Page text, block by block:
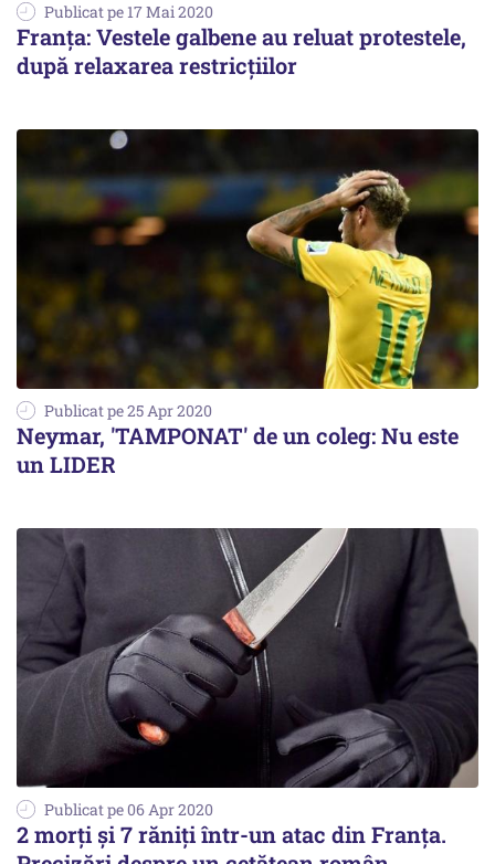
Publicat pe 17 Mai 2020
Franţa: Vestele galbene au reluat protestele,
după relaxarea restricţiilor
Publicat pe 25 Apr 2020
Neymar, 'TAMPONAT' de un coleg: Nu este
un LIDER
Publicat pe 06 Apr 2020
2 morți și 7 răniți într-un atac din Franța.